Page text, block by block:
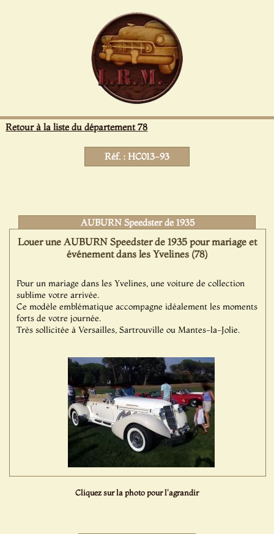
Retour à la liste du département 78
Réf. : HC013-93
AUBURN Speedster de 1935
Louer une AUBURN Speedster de 1935 pour mariage et
événement dans les Yvelines (78)
Pour un mariage dans les Yvelines, une voiture de collection
sublime votre arrivée.
Ce modèle emblématique accompagne idéalement les moments
forts de votre journée.
Très sollicitée à Versailles, Sartrouville ou Mantes-la-Jolie.
Cliquez sur la photo pour l'agrandir